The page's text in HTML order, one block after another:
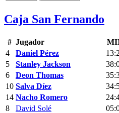
Caja San Fernando
# Jugador
4
Daniel Pérez
5
Stanley Jackson
6
Deon Thomas
10 Salva Díez
14 Nacho Romero
8
David Solé